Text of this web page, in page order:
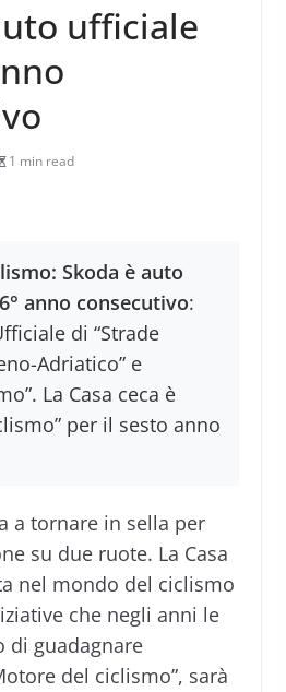
ufficiale
1 min read
Skoda è auto
anno consecutivo:
di “Strade
Adriatico” e
La Casa ceca è
per il sesto anno
a tornare in sella per
su due ruote. La Casa
nel mondo del ciclismo
che negli anni le
di guadagnare
del ciclismo”, sarà